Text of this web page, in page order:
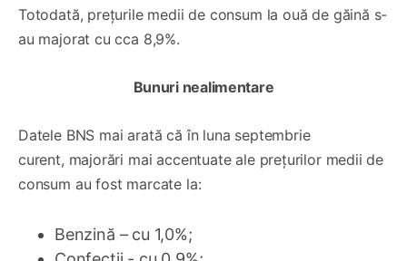
Totodată, prețurile medii de consum la ouă de găină s-
au majorat cu cca 8,9%.
Bunuri nealimentare
Datele BNS mai arată că în luna septembrie
curent, majorări mai accentuate ale prețurilor medii de
consum au fost marcate la:
Benzină – cu 1,0%;